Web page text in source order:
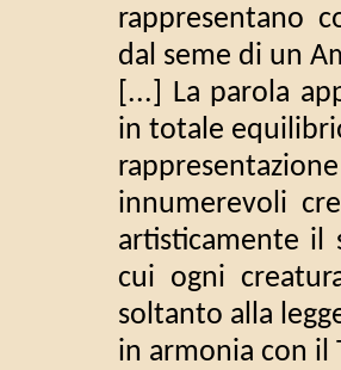
rappresentano
dal seme di un
[...] La parola
in totale
innumerevoli
artisticamente il
cui ogni
soltanto alla
in armonia con il